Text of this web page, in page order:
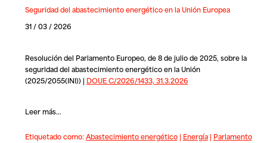
Seguridad del abastecimiento energético en la Unión Europea
31 / 03 / 2026
Resolución del Parlamento Europeo, de 8 de julio de 2025, sobre la
seguridad del abastecimiento energético en la Unión
(2025/2055(INI)) | DOUE C/2026/1433, 31.3.2026
Leer más...
Etiquetado como:Abastecimiento energético| Energía| Parlamento